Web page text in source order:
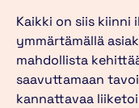
Kaikki on siis kiinni
ymmärtämällä
mahdollista
saavuttamaan
kannattavaa